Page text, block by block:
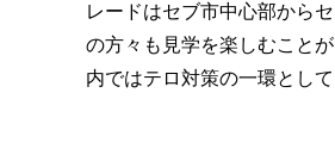
レードはセブ市中心部から
の方々も見学を楽しむこと
内ではテロ対策の一環とし